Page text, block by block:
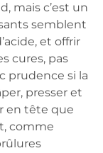
mais c’est un
semblent
et offrir
cures, pas
prudence si la
presser et
en tête que
comme